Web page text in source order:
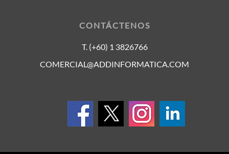
CONTÁCTENOS
T. (+60) 1 3826766
COMERCIAL@ADDINFORMATICA.COM